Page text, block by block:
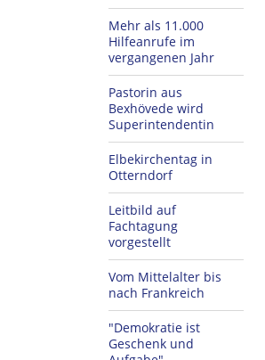
Mehr als 11.000
Hilfeanrufe im
vergangenen Jahr
Pastorin aus
Bexhövede wird
Superintendentin
Elbekirchentag in
Otterndorf
Leitbild auf
Fachtagung
vorgestellt
Vom Mittelalter bis
nach Frankreich
"Demokratie ist
Geschenk und